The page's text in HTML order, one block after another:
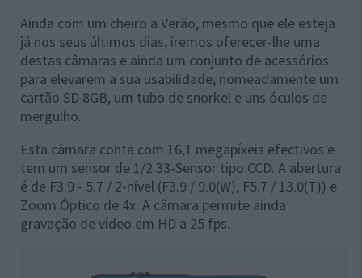
Ainda com um cheiro a Verão, mesmo que ele esteja
já nos seus últimos dias, iremos oferecer-lhe uma
destas câmaras e ainda um conjunto de acessórios
para elevarem a sua usabilidade, nomeadamente um
cartão SD 8GB, um tubo de snorkel e uns óculos de
mergulho.
Esta câmara conta com 16,1 megapíxeis efectivos e
tem um sensor de 1/2.33-Sensor tipo CCD. A abertura
é de F3.9 - 5.7 / 2-nível (F3.9 / 9.0(W), F5.7 / 13.0(T)) e
Zoom Óptico de 4x. A câmara permite ainda
gravação de vídeo em HD a 25 fps.